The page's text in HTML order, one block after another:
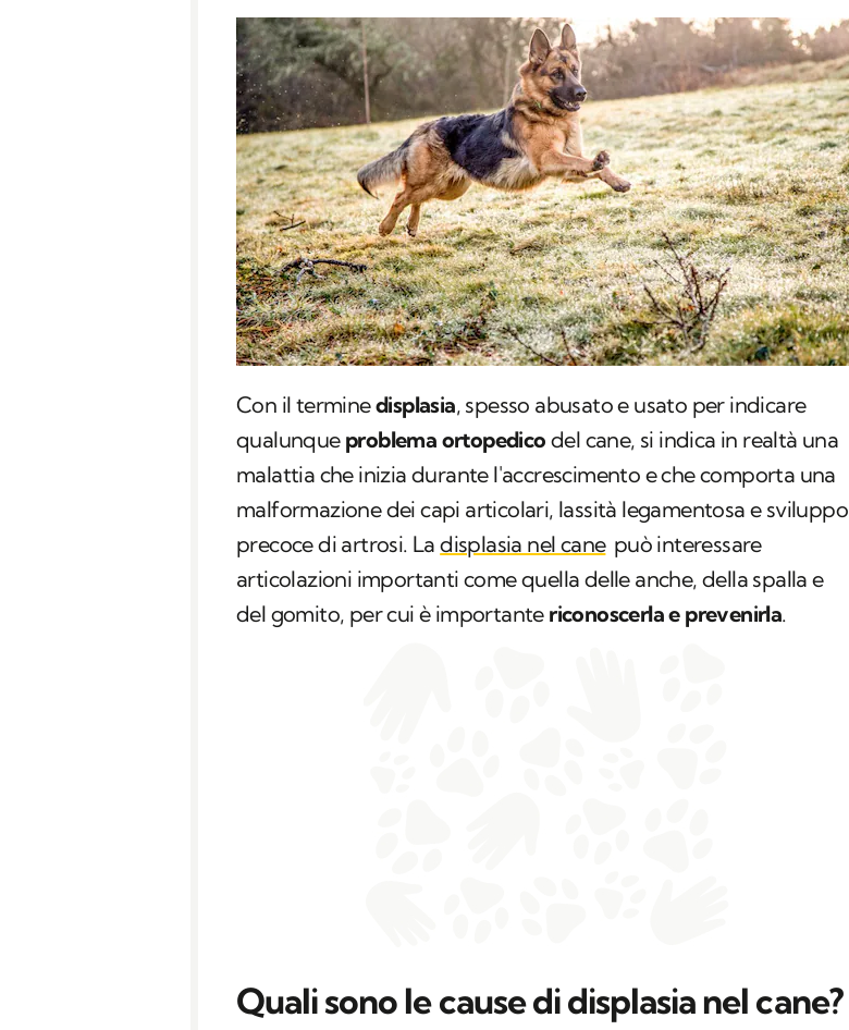
Con il terminedisplasia, spesso abusato e usato per indicare
qualunque problema ortopedico del cane, si indica in realtà una
malattia che inizia durante l'accrescimento e che comporta una
malformazione dei capi articolari, lassità legamentosa e sviluppo
precoce di artrosi. Ladisplasia nel cane può interessare
articolazioni importanti come quella delle anche, della spalla e
del gomito, per cui è importante riconoscerla e prevenirla.
Quali sono le cause di displasia nel cane?